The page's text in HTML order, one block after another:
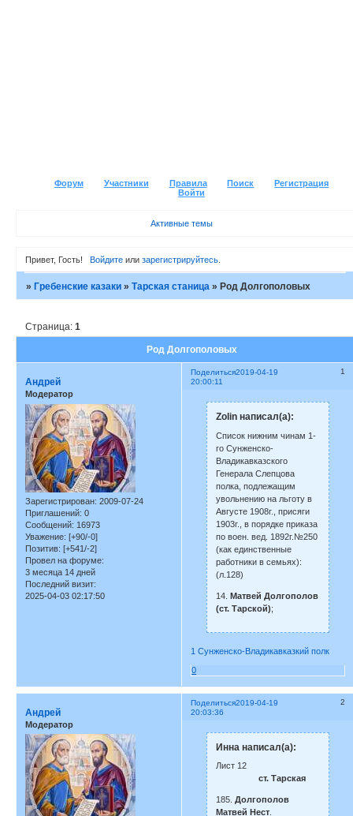
Форум Участники Правила Поиск
Регистрация
Войти
Активные темы
Привет, Гость! Войдитеили зарегистрируйтесь.
»Гребенские казаки »Тарская станица »Род Долгополовых
Род Долгополовых
Страница:1
Поделиться 1
2019-04-19
20:00:11
Андрей
Модератор
Зарегистрирован: 2009-07-24
Приглашений: 0
Сообщений: 16973
Уважение: [+90/-0]
Позитив: [+541/-2]
Провел на форуме:
3 месяца 14 дней
Последний визит:
2025-04-03 02:17:50
Zolin написал(а):
Список нижним чинам 1-
го Сунженско-
Владикавказского
Генерала Слепцова
полка, подлежащим
увольнению на льготу в
Августе 1908г., присяги
1903г., в порядке приказа
по воен. вед. 1892г.№250
(как единственные
работники в семьях):
(л.128)
14. Матвей Долгополов
(ст. Тарской);
1 Сунженско-Владикавказкий полк
0
Поделиться 2
2019-04-19
20:03:36
Андрей
Модератор
Инна написал(а):
Лист 12
ст. Тарская
185. Долгополов
Матвей Нест.